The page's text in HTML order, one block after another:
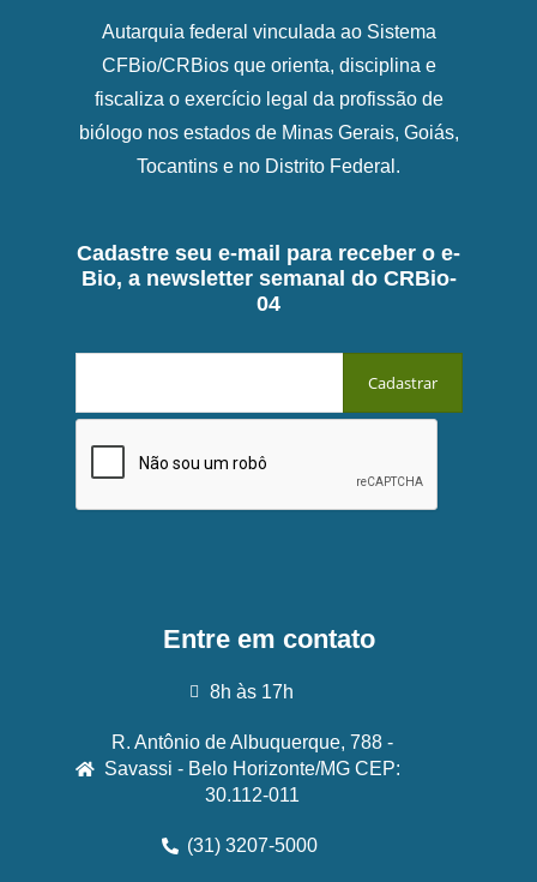
Autarquia federal vinculada ao Sistema
CFBio/CRBios que orienta, disciplina e
fiscaliza o exercício legal da profissão de
biólogo nos estados de Minas Gerais, Goiás,
Tocantins e no Distrito Federal.
Cadastre seu e-mail para receber o e-
Bio, a newsletter semanal do CRBio-
04
Entre em contato
8h às 17h
R. Antônio de Albuquerque, 788 -
Savassi - Belo Horizonte/MG CEP:
30.112-011
(31) 3207-5000